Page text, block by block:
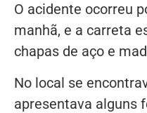
O acidente ocorreu
manhã, e a carreta
chapas de aço e
No local se
apresentava alguns